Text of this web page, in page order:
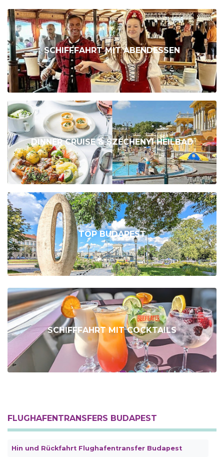
SCHIFFFAHRT MIT ABENDESSEN
DINNER CRUISE & SZÉCHENYI HEILBAD
TOP BUDAPEST
SCHIFFFAHRT MIT COCKTAILS
FLUGHAFENTRANSFERS BUDAPEST
Hin und Rückfahrt Flughafentransfer Budapest